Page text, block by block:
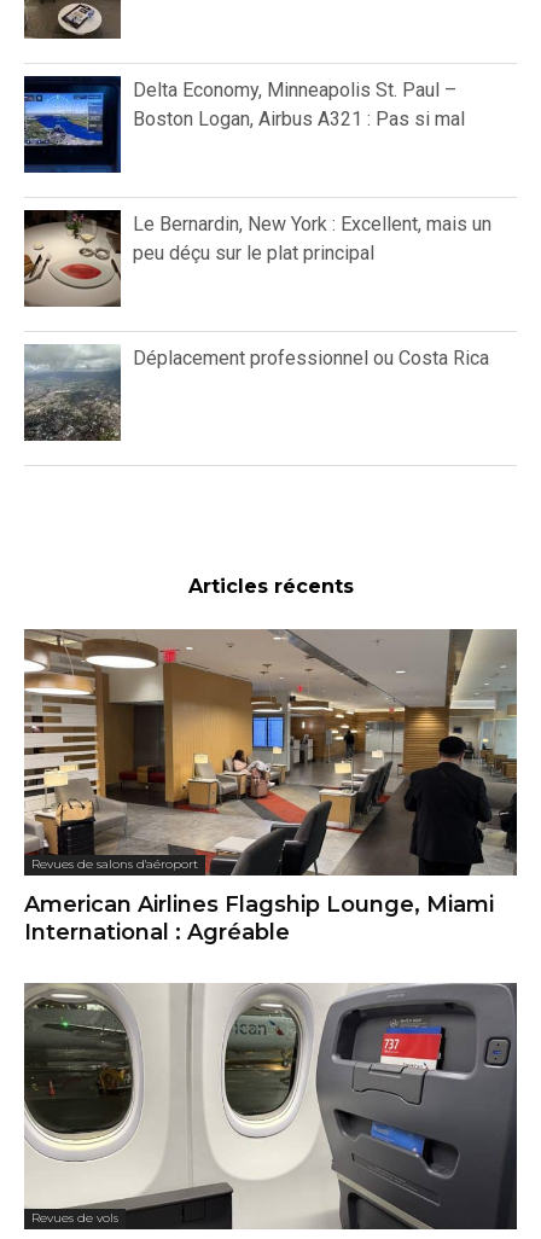
Delta Economy, Minneapolis St. Paul –
Boston Logan, Airbus A321 : Pas si mal
Le Bernardin, New York : Excellent, mais un
peu déçu sur le plat principal
Déplacement professionnel ou Costa Rica
Articles récents
Revues de salons d'aéroport
American Airlines Flagship Lounge, Miami
International : Agréable
Revues de vols